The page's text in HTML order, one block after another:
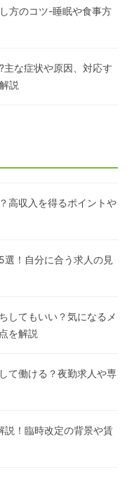
方のコツ-睡眠や食事方
主な症状や原因、対応す
説
高収入を得るポイントや
！自分に合う求人の見
してもいい？気になるメ
を解説
て働ける？夜勤求人や専
説！臨時改定の背景や賃